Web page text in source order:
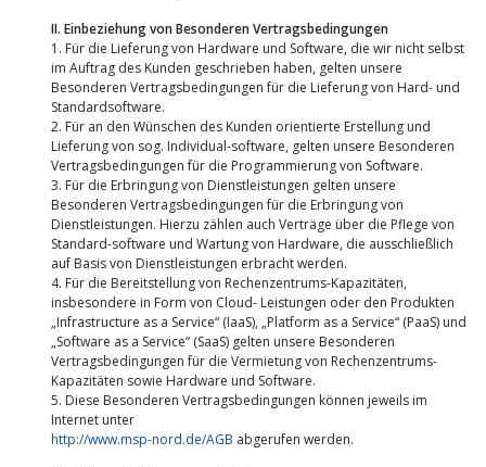
II. Einbeziehung von Besonderen Vertragsbedingungen
1. Für die Lieferung von Hardware und Software, die wir nicht selbst
im Auftrag des Kunden geschrieben haben, gelten unsere
Besonderen Vertragsbedingungen für die Lieferung von Hard- und
Standardsoftware.
2. Für an den Wünschen des Kunden orientierte Erstellung und
Lieferung von sog. Individual-software, gelten unsere Besonderen
Vertragsbedingungen für die Programmierung von Software.
3. Für die Erbringung von Dienstleistungen gelten unsere
Besonderen Vertragsbedingungen für die Erbringung von
Dienstleistungen. Hierzu zählen auch Verträge über die Pflege von
Standard-software und Wartung von Hardware, die ausschließlich
auf Basis von Dienstleistungen erbracht werden.
4. Für die Bereitstellung von Rechenzentrums-Kapazitäten,
insbesondere in Form von Cloud- Leistungen oder den Produkten
„Infrastructure as a Service“ (IaaS), „Platform as a Service“ (PaaS) und
„Software as a Service“ (SaaS) gelten unsere Besonderen
Vertragsbedingungen für die Vermietung von Rechenzentrums-
Kapazitäten sowie Hardware und Software.
5. Diese Besonderen Vertragsbedingungen können jeweils im
Internet unter
http://www.msp-nord.de/AGB abgerufen werden.